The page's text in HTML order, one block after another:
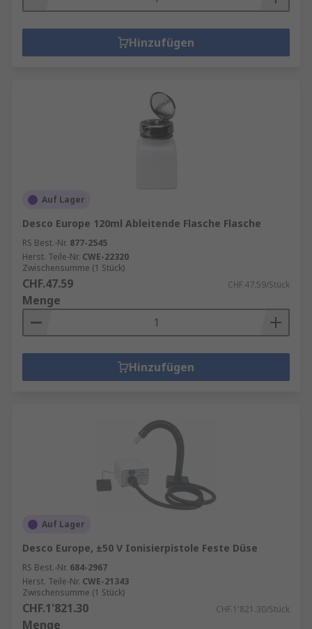
Hinzufügen
Auf Lager
Desco Europe 120ml Ableitende Flasche Flasche
RS Best.-Nr. 877-2545
Herst. Teile-Nr. CWE-22320
Zwischensumme (1 Stück)
CHF.47.59 CHF.47.59/Stück
Menge
Hinzufügen
Auf Lager
Desco Europe, ±50 V Ionisierpistole Feste Düse
RS Best.-Nr. 684-2967
Herst. Teile-Nr. CWE-21343
Zwischensumme (1 Stück)
CHF.1'821.30 CHF.1'821.30/Stück
Menge